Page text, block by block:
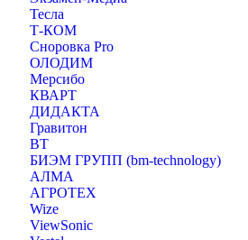
Тесла
Т-КОМ
Сноровка Pro
ОЛОДИМ
Мерсибо
КВАРТ
ДИДАКТА
Гравитон
ВТ
БИЭМ ГРУПП (bm-technology)
АЛМА
АГРОТЕХ
Wize
ViewSonic